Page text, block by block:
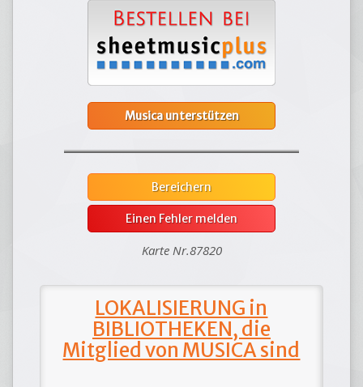
Musica unterstützen
Bereichern
Einen Fehler melden
Karte Nr.87820
LOKALISIERUNG in
BIBLIOTHEKEN, die
Mitglied von MUSICA sind